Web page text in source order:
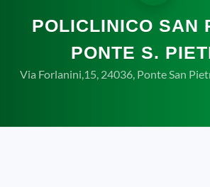
POLICLINICO SAN
PONTE S.
Via Forlanini,15, 24036, Ponte San